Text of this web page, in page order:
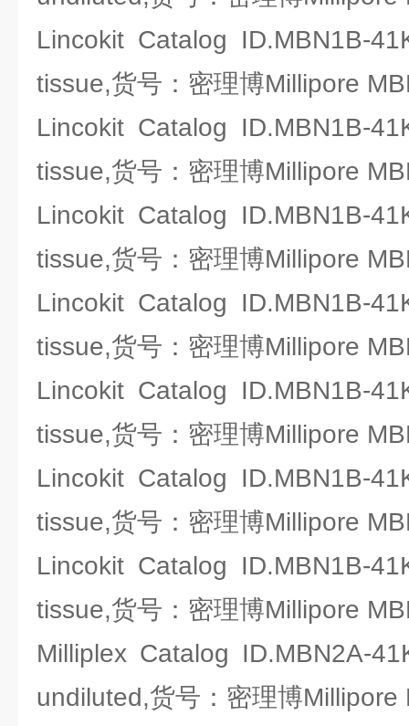
Lincokit Catalog ID.MBN1B-
tissue,货号：密理博Millipore
Lincokit Catalog ID.MBN1B-
tissue,货号：密理博Millipore
Lincokit Catalog ID.MBN1B-
tissue,货号：密理博Millipore
Lincokit Catalog ID.MBN1B-
tissue,货号：密理博Millipore
Lincokit Catalog ID.MBN1B-
tissue,货号：密理博Millipore
Lincokit Catalog ID.MBN1B-
tissue,货号：密理博Millipore
Lincokit Catalog ID.MBN1B-
tissue,货号：密理博Millipore
Milliplex Catalog ID.MBN2A-
undiluted,货号：密理博Millipore